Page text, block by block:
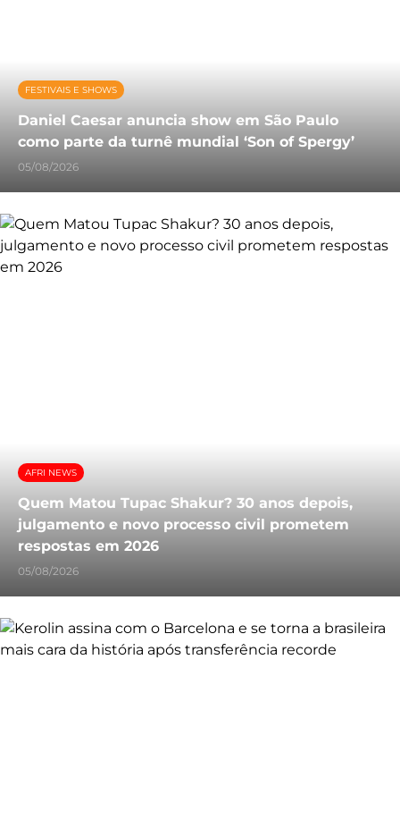
FESTIVAIS E SHOWS
Daniel Caesar anuncia show em São Paulo
como parte da turnê mundial ‘Son of Spergy’
05/08/2026
AFRI NEWS
Quem Matou Tupac Shakur? 30 anos depois,
julgamento e novo processo civil prometem
respostas em 2026
05/08/2026